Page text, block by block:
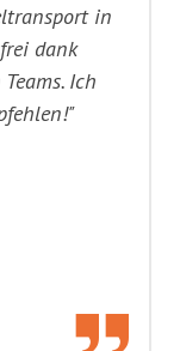
in
dank
Ich